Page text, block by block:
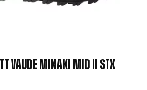
VAUDE MINAKI MID II STX